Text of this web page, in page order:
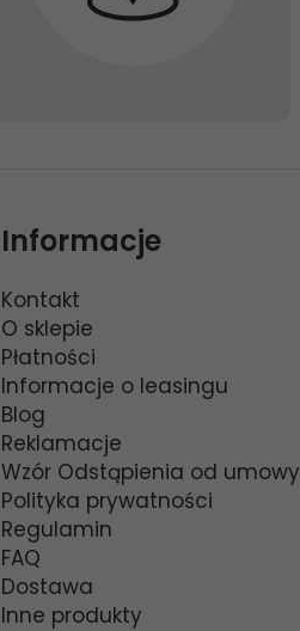
Informacje
Kontakt
O sklepie
Płatności
Informacje o leasingu
Blog
Reklamacje
Wzór Odstąpienia od umowy
Polityka prywatności
Regulamin
FAQ
Dostawa
Inne produkty